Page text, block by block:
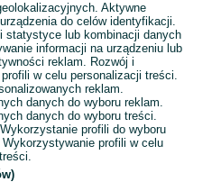
15 ... 54
Aktywne
do celów identyfikacji.
statystyce lub kombinacji danych
informacji na urządzeniu lub
reklam. Rozwój i
w celu personalizacji treści.
reklam.
danych do wyboru reklam.
danych do wyboru treści.
profili do wyboru
profili w celu